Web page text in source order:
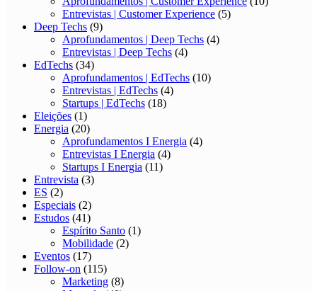
Entrevistas | Customer Experience (5)
Deep Techs (9)
Aprofundamentos | Deep Techs (4)
Entrevistas | Deep Techs (4)
EdTechs (34)
Aprofundamentos | EdTechs (10)
Entrevistas | EdTechs (4)
Startups | EdTechs (18)
Eleições (1)
Energia (20)
Aprofundamentos I Energia (4)
Entrevistas I Energia (4)
Startups I Energia (11)
Entrevista (3)
ES (2)
Especiais (2)
Estudos (41)
Espírito Santo (1)
Mobilidade (2)
Eventos (17)
Follow-on (115)
Marketing (8)